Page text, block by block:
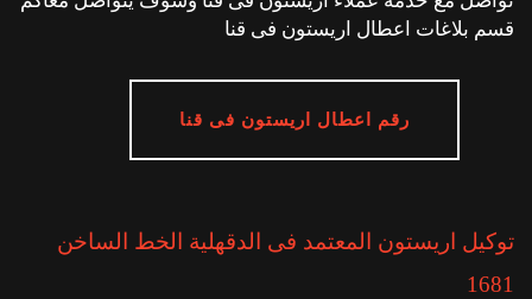
قسم بلاغات اعطال اريستون فى قنا
رقم اعطال اريستون فى قنا
توكيل اريستون المعتمد فى الدقهلية الخط الساخن
1681